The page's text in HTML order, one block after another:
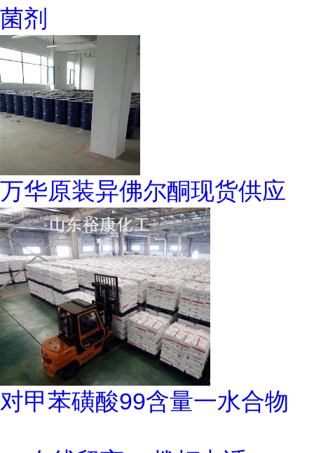
菌剂
万华原装异佛尔酮现货供应
对甲苯磺酸99含量一水合物